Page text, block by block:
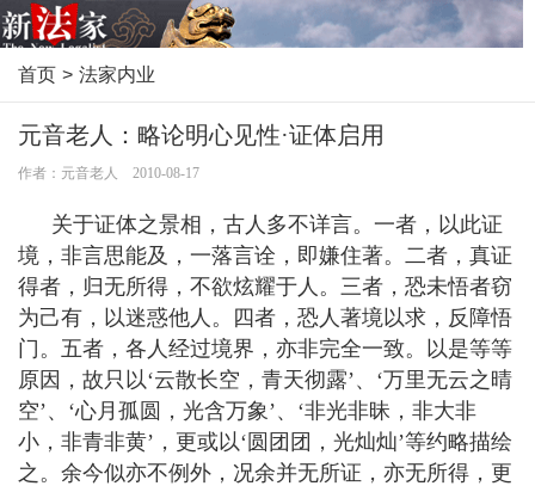
首页 > 法家内业
元音老人：略论明心见性·证体启用
作者：元音老人 2010-08-17
关于证体之景相，古人多不详言。一者，以此证
境，非言思能及，一落言诠，即嫌住著。二者，真证
得者，归无所得，不欲炫耀于人。三者，恐未悟者窃
为己有，以迷惑他人。四者，恐人著境以求，反障悟
门。五者，各人经过境界，亦非完全一致。以是等等
原因，故只以‘云散长空，青天彻露’、‘万里无云之晴
空’、‘心月孤圆，光含万象’、‘非光非昧，非大非
小，非青非黄’，更或以‘圆团团，光灿灿’等约略描绘
之。余今似亦不例外，况余并无所证，亦无所得，更